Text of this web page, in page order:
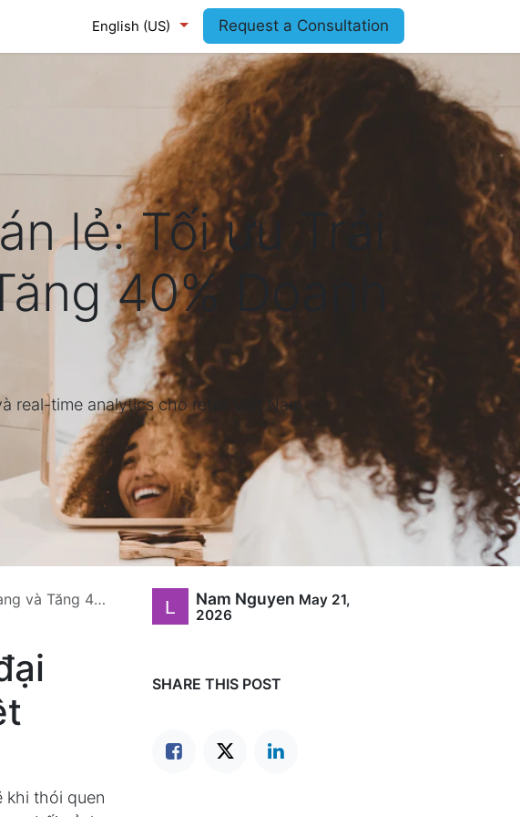
English (US) Request a Consultation
lẻ: Tối ưu Trải
40% Doanh
real-time analytics cho retail Việt Nam
40% Doanh thu
khi thói quen
Nam Nguyen May 21,
2026
SHARE THIS POST